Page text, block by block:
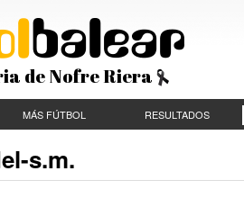
de Nofre Riera
MÁS FÚTBOL RESULTADOS
s.m.